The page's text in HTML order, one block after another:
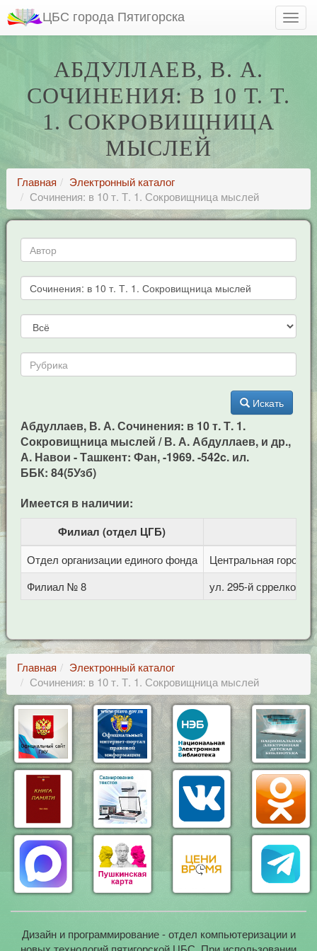
ЦБС города Пятигорска
АБДУЛЛАЕВ, В. А.
СОЧИНЕНИЯ: В 10 Т. Т.
1. СОКРОВИЩНИЦА
МЫСЛЕЙ
Главная
Электронный каталог
Сочинения: в 10 т. Т. 1. Сокровищница мыслей
Искать
Абдуллаев, В. А. Сочинения: в 10 т. Т. 1.
Сокровищница мыслей / В. А. Абдуллаев, и др.,
А. Навои - Ташкент: Фан, -1969. -542c. ил.
ББК: 84(5Узб)
Имеется в наличии:
Филиал (отдел ЦГБ)
Отдел организации единого фонда
Центральная
Филиал № 8
ул. 295-й сррелковой
Главная
Электронный каталог
Сочинения: в 10 т. Т. 1. Сокровищница мыслей
Дизайн и программирование - отдел компьютеризации и